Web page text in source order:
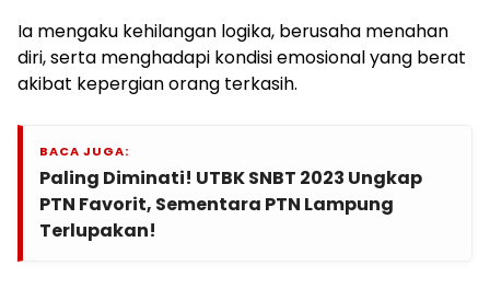
Ia mengaku kehilangan logika, berusaha menahan
diri, serta menghadapi kondisi emosional yang berat
akibat kepergian orang terkasih.
BACA JUGA:
Paling Diminati! UTBK SNBT 2023 Ungkap
PTN Favorit, Sementara PTN Lampung
Terlupakan!